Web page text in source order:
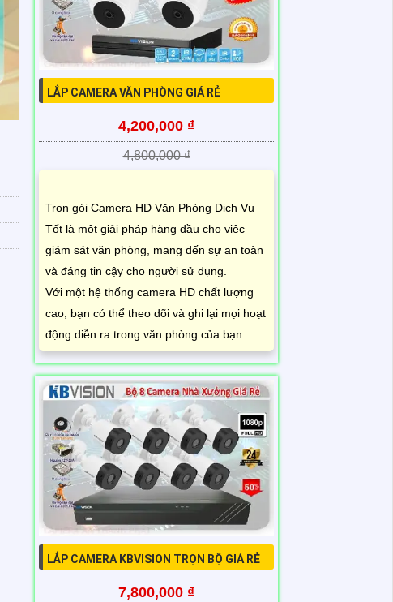
LẮP CAMERA VĂN PHÒNG GIÁ RẺ
4,200,000 ₫
4,800,000 ₫
Trọn gói Camera HD Văn Phòng Dịch Vụ
Tốt là một giải pháp hàng đầu cho việc
giám sát văn phòng, mang đến sự an toàn
và đáng tin cậy cho người sử dụng.
Với một hệ thống camera HD chất lượng
cao, bạn có thể theo dõi và ghi lại mọi hoạt
động diễn ra trong văn phòng của bạn
LẮP CAMERA KBVISION TRỌN BỘ GIÁ RẺ
7,800,000 ₫